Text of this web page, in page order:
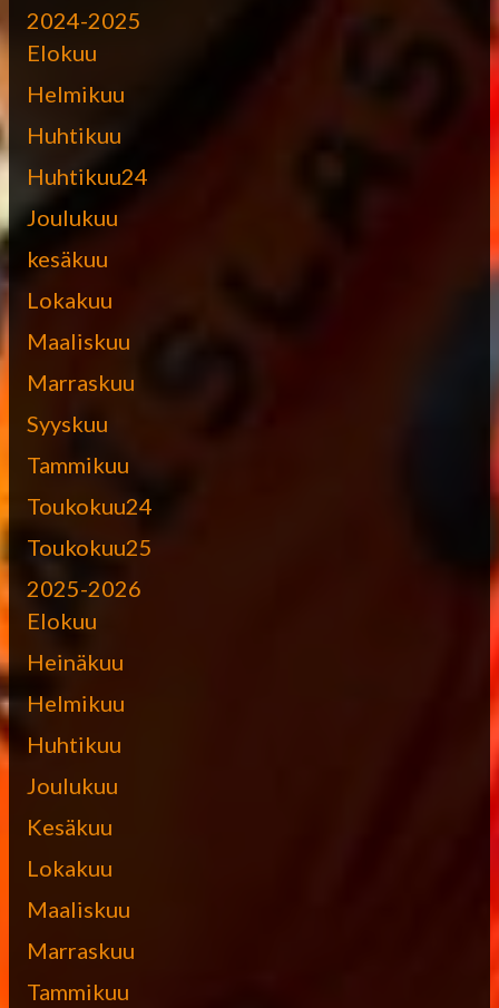
2024-2025
Elokuu
Helmikuu
Huhtikuu
Huhtikuu24
Joulukuu
kesäkuu
Lokakuu
Maaliskuu
Marraskuu
Syyskuu
Tammikuu
Toukokuu24
Toukokuu25
2025-2026
Elokuu
Heinäkuu
Helmikuu
Huhtikuu
Joulukuu
Kesäkuu
Lokakuu
Maaliskuu
Marraskuu
Tammikuu